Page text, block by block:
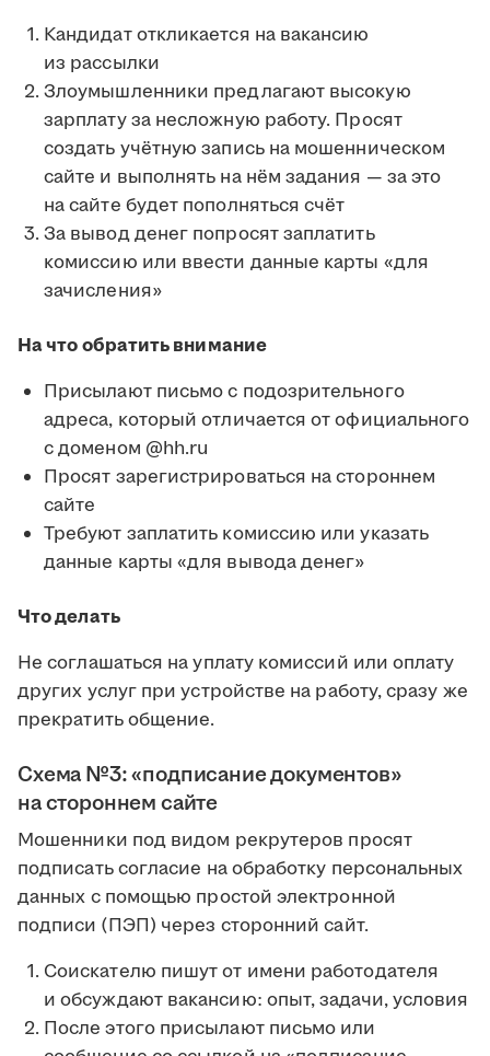
Кандидат откликается на вакансию
из рассылки
Злоумышленники предлагают высокую
зарплату за несложную работу. Просят
создать учётную запись на мошенническом
сайте и выполнять на нём задания — за это
на сайте будет пополняться счёт
За вывод денег попросят заплатить
комиссию или ввести данные карты «для
зачисления»
На что обратить внимание
Присылают письмо с подозрительного
адреса, который отличается от официального
с доменом @hh.ru
Просят зарегистрироваться на стороннем
сайте
Требуют заплатить комиссию или указать
данные карты «для вывода денег»
Что делать
Не соглашаться на уплату комиссий или оплату
других услуг при устройстве на работу, сразу же
прекратить общение.
Схема №3: «подписание документов»
на стороннем сайте
Мошенники под видом рекрутеров просят
подписать согласие на обработку персональных
данных с помощью простой электронной
подписи (ПЭП) через сторонний сайт.
Соискателю пишут от имени работодателя
и обсуждают вакансию: опыт, задачи, условия
После этого присылают письмо или